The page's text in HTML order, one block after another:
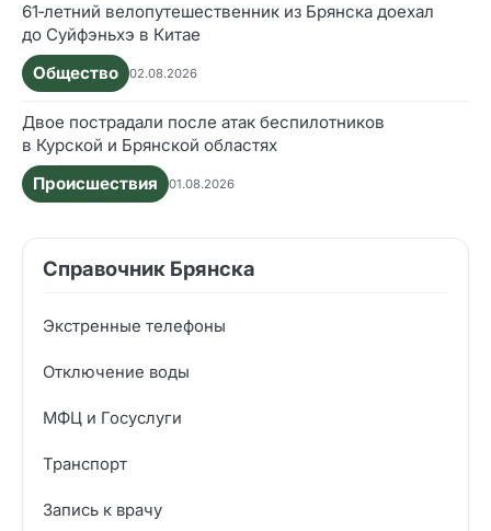
61‑летний велопутешественник из Брянска доехал
до Суйфэньхэ в Китае
Общество
02.08.2026
Двое пострадали после атак беспилотников
в Курской и Брянской областях
Происшествия
01.08.2026
Справочник Брянска
Экстренные телефоны
Отключение воды
МФЦ и Госуслуги
Транспорт
Запись к врачу